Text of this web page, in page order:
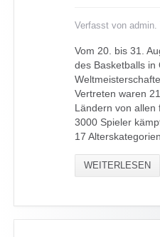
Verfasst von
Vom 20. bis 31.
des Basketballs in
Vertreten waren
Ländern von allen
3000 Spieler
17
WEITERLESEN